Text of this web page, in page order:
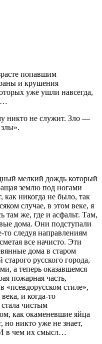
попавшим
и крушения
уже ушли навсегда,
никто не служит. Зло —
мелкий дождь который
землю под ногами
никогда не было, так
случае, в этом веке, я
же, где и асфальт. Там,
дома. Они подступали
то следуя направлениям
все начисто. Эти
дома в старом
русского города,
а теперь оказавшемся
пожарная часть,
«псевдорусском стиле»,
и когда-то
чистым
как окаменевшие яйца
но никто уже не знает,
И в чем их смысл…